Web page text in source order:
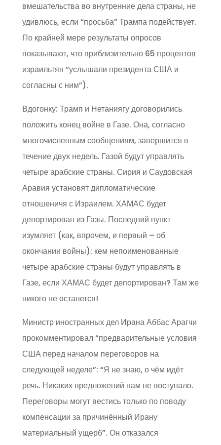
вмешательства во внутренние дела страны, не
удивлюсь, если “просьба” Трампа подействует.
По крайней мере результаты опросов
показывают, что приблизительно 65 процентов
израильтян “услышали президента США и
согласны с ним”).
Вдогонку: Трамп и Нетаниягу договорились
положить конец войне в Газе. Она, согласно
многочисленным сообщениям, завершится в
течение двух недель. Газой будут управлять
четыре арабские страны. Сирия и Саудовская
Аравия установят дипломатические
отношеничя с Израилем. ХАМАС будет
депортирован из Газы. Последний пункт
изумляет (как, впрочем, и первый – об
окончании войны): кем непоименованные
четыре арабские страны будут управлять в
Газе, если ХАМАС будет депортирован? Там же
никого не останется!
Министр иностранных дел Ирана Аббас Арагчи
прокомментировал “предварительные условия
США перед началом переговоров на
следующей неделе”: “Я не знаю, о чём идёт
речь. Никаких предложений нам не поступало.
Переговоры могут вестись только по поводу
компенсации за причинённый Ирану
материальный ущерб”. Он отказался